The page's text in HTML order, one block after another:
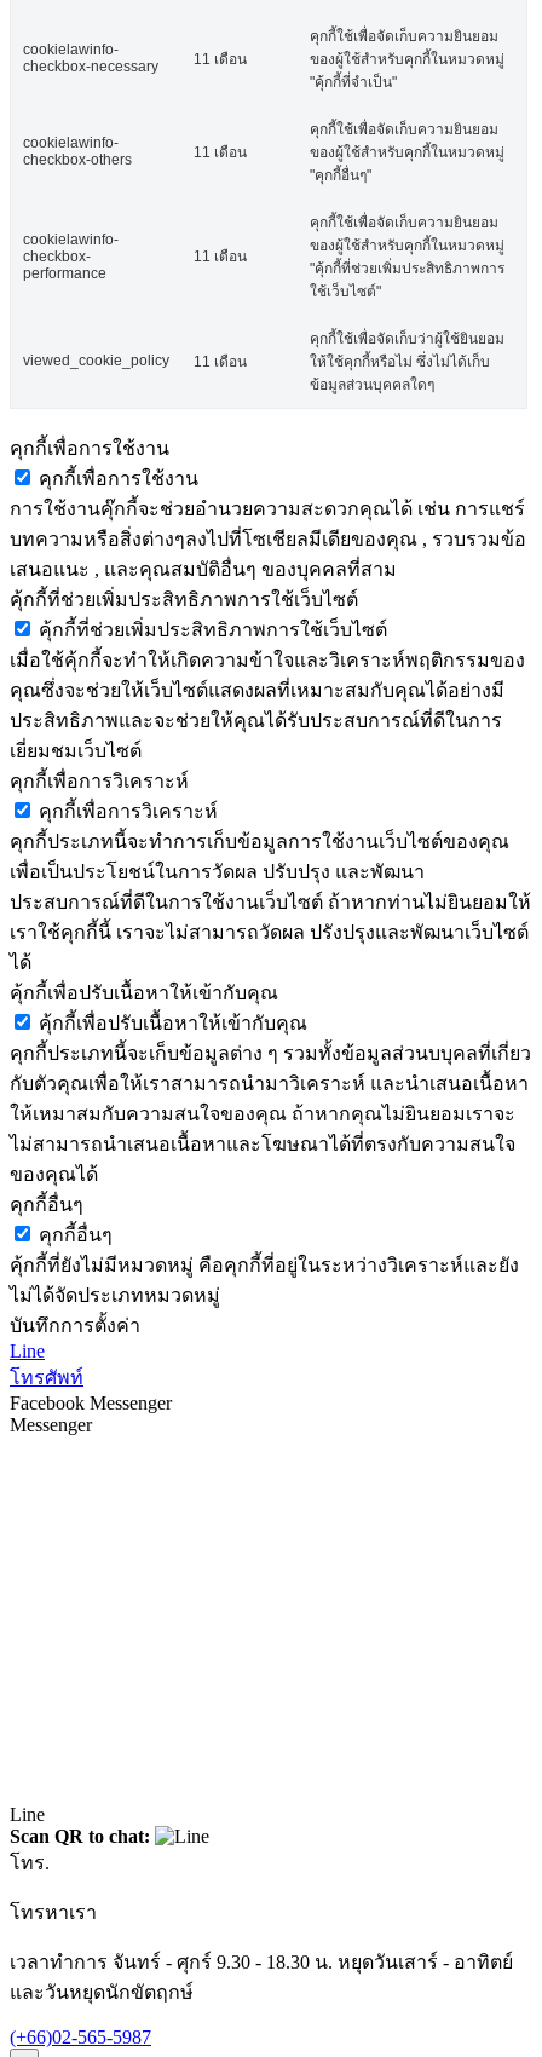
cookielawinfo-
checkbox-necessary
11 เดือน
คุกกี้ใช้เพื่อจัดเก็บความยินยอม
ของผู้ใช้สำหรับคุกกี้ในหมวดหมู่
"คุ้กกี้ที่จำเป็น"
cookielawinfo-
checkbox-others
11 เดือน
คุกกี้ใช้เพื่อจัดเก็บความยินยอม
ของผู้ใช้สำหรับคุกกี้ในหมวดหมู่
"คุกกี้อื่นๆ"
cookielawinfo-
checkbox-
performance
11 เดือน
คุกกี้ใช้เพื่อจัดเก็บความยินยอม
ของผู้ใช้สำหรับคุกกี้ในหมวดหมู่
"คุ้กกี้ที่ช่วยเพิ่มประสิทธิภาพการ
ใช้เว็บไซต์"
viewed_cookie_policy 11 เดือน
คุกกี้ใช้เพื่อจัดเก็บว่าผู้ใช้ยินยอม
ให้ใช้คุกกี้หรือไม่ ซึ่งไม่ได้เก็บ
ข้อมูลส่วนบุคคลใดๆ
คุกกี้เพื่อการใช้งาน
คุกกี้เพื่อการใช้งาน
การใช้งานคุ๊กกี้จะช่วยอำนวยความสะดวกคุณได้ เช่น การแชร์
บทความหรือสิ่งต่างๆลงไปที่โซเชียลมีเดียของคุณ , รวบรวมข้อ
เสนอแนะ , และคุณสมบัติอื่นๆ ของบุคคลที่สาม
คุ้กกี้ที่ช่วยเพิ่มประสิทธิภาพการใช้เว็บไซต์
คุ้กกี้ที่ช่วยเพิ่มประสิทธิภาพการใช้เว็บไซต์
เมื่อใช้คุ้กกี้จะทำให้เกิดความข้าใจและวิเคราะห์พฤติกรรมของ
คุณซึ่งจะช่วยให้เว็บไซต์แสดงผลที่เหมาะสมกับคุณได้อย่างมี
ประสิทธิภาพและจะช่วยให้คุณได้รับประสบการณ์ที่ดีในการ
เยี่ยมชมเว็บไซต์
คุกกี้เพื่อการวิเคราะห์
คุกกี้เพื่อการวิเคราะห์
คุกกี้ประเภทนี้จะทำการเก็บข้อมูลการใช้งานเว็บไซต์ของคุณ
เพื่อเป็นประโยชน์ในการวัดผล ปรับปรุง และพัฒนา
ประสบการณ์ที่ดีในการใช้งานเว็บไซต์ ถ้าหากท่านไม่ยินยอมให้
เราใช้คุกกี้นี้ เราจะไม่สามารถวัดผล ปรังปรุงและพัฒนาเว็บไซต์
ได้
คุ้กกี้เพื่อปรับเนื้อหาให้เข้ากับคุณ
คุ้กกี้เพื่อปรับเนื้อหาให้เข้ากับคุณ
คุกกี้ประเภทนี้จะเก็บข้อมูลต่าง ๆ รวมทั้งข้อมูลส่วนบบุคลที่เกี่ยว
กับตัวคุณเพื่อให้เราสามารถนำมาวิเคราะห์ และนำเสนอเนื้อหา
ให้เหมาสมกับความสนใจของคุณ ถ้าหากคุณไม่ยินยอมเราจะ
ไม่สามารถนำเสนอเนื้อหาและโฆษณาได้ที่ตรงกับความสนใจ
ของคุณได้
คุกกี้อื่นๆ
คุกกี้อื่นๆ
คุ้กกี้ที่ยังไม่มีหมวดหมู่ คือคุกกี้ที่อยู่ในระหว่างวิเคราะห์และยัง
ไม่ได้จัดประเภทหมวดหมู่
บันทึกการตั้งค่า
Line
โทรศัพท์
Facebook Messenger
Messenger
Line
Scan QR to chat:
โทร.
โทรหาเรา
เวลาทำการ จันทร์ - ศุกร์ 9.30 - 18.30 น. หยุดวันเสาร์ - อาทิตย์
และวันหยุดนักขัตฤกษ์
(+66)02-565-5987